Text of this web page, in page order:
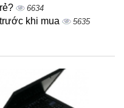
6634
khi mua 5635